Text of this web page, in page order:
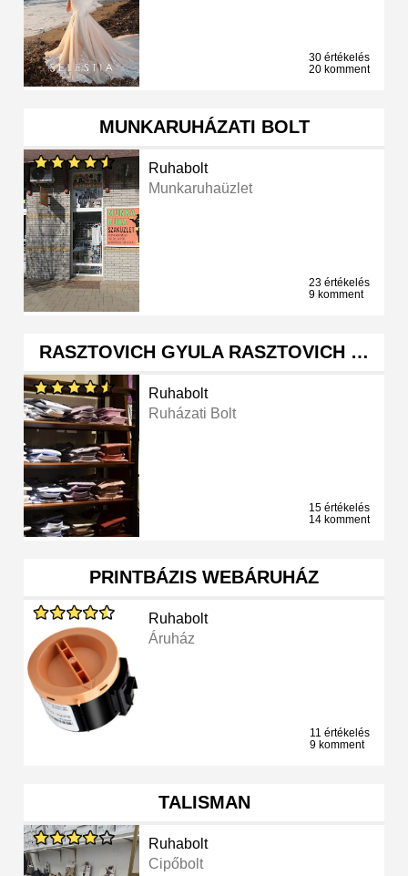
30 értékelés
20 komment
MUNKARUHÁZATI BOLT
Ruhabolt
Munkaruhaüzlet
23 értékelés
9 komment
RASZTOVICH GYULA RASZTOVICH …
Ruhabolt
Ruházati Bolt
15 értékelés
14 komment
PRINTBÁZIS WEBÁRUHÁZ
Ruhabolt
Áruház
11 értékelés
9 komment
TALISMAN
Ruhabolt
Cipőbolt